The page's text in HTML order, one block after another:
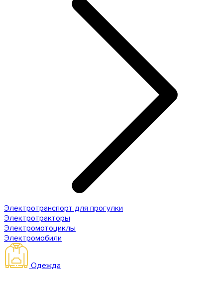
Электротранспорт для прогулки
Электротракторы
Электромотоциклы
Электромобили
Одежда